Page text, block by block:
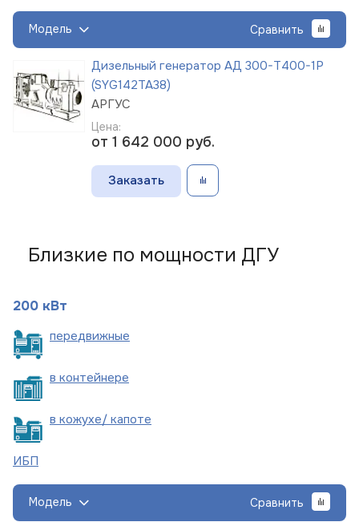
Модель Сравнить
Дизельный генератор АД 300-Т400-1Р
(SYG142TA38)
АРГУС
Цена:
от 1 642 000 руб.
Заказать
Близкие по мощности ДГУ
200 кВт
передвижные
в контейнере
в кожухе/ капоте
ИБП
Модель Сравнить